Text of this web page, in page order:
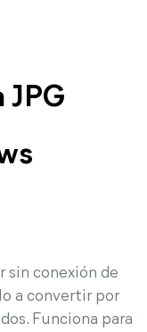
JPG
sin conexión de
a convertir por
Funciona para